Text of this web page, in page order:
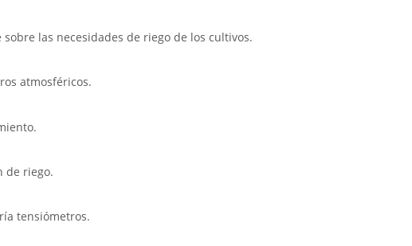
las necesidades de riego de los cultivos.
atmosféricos.
de riego.
tensiómetros.